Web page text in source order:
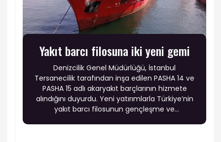
Yakıt barcı filosuna iki yeni gemi
Denizcilik Genel Müdürlüğü, İstanbul
Tersanecilik tarafından inşa edilen PASHA 14 ve
PASHA 15 adlı akaryakıt barçlarının hizmete
alındığını duyurdu. Yeni yatırımlarla Türkiye’nin
yakıt barcı filosunun gençleşme ve